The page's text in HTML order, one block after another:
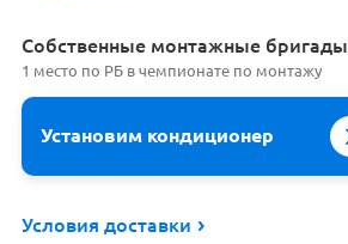
Cобственные монтажные бригады
1 место по РБ в чемпионате по монтажу
Установим кондиционер
Условия доставки